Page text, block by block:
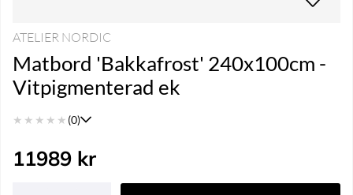
ATELIER NORDIC
Matbord 'Bakkafrost' 240x100cm -
Vitpigmenterad ek
★ ★ ★ ★ ★ (0)
11989 kr